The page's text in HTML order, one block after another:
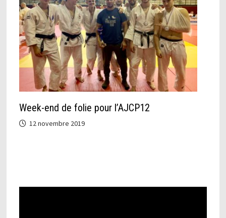
Week-end de folie pour l’AJCP12
12 novembre 2019